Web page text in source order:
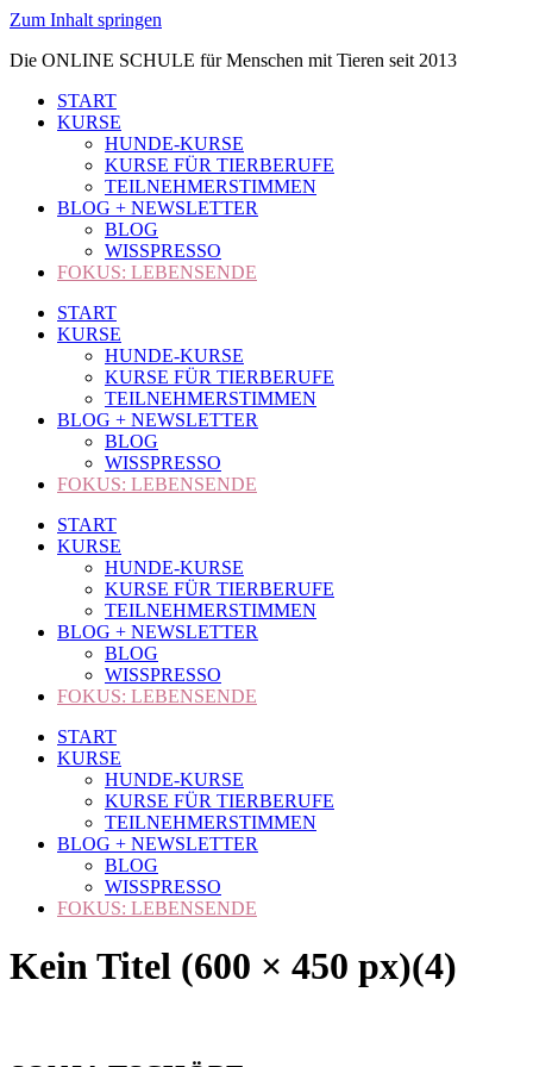
Zum Inhalt springen
Die ONLINE SCHULE für Menschen mit Tieren seit 2013
START
KURSE
HUNDE-KURSE
KURSE FÜR TIERBERUFE
TEILNEHMERSTIMMEN
BLOG + NEWSLETTER
BLOG
WISSPRESSO
FOKUS: LEBENSENDE
START
KURSE
HUNDE-KURSE
KURSE FÜR TIERBERUFE
TEILNEHMERSTIMMEN
BLOG + NEWSLETTER
BLOG
WISSPRESSO
FOKUS: LEBENSENDE
START
KURSE
HUNDE-KURSE
KURSE FÜR TIERBERUFE
TEILNEHMERSTIMMEN
BLOG + NEWSLETTER
BLOG
WISSPRESSO
FOKUS: LEBENSENDE
START
KURSE
HUNDE-KURSE
KURSE FÜR TIERBERUFE
TEILNEHMERSTIMMEN
BLOG + NEWSLETTER
BLOG
WISSPRESSO
FOKUS: LEBENSENDE
Kein Titel (600 × 450 px)(4)